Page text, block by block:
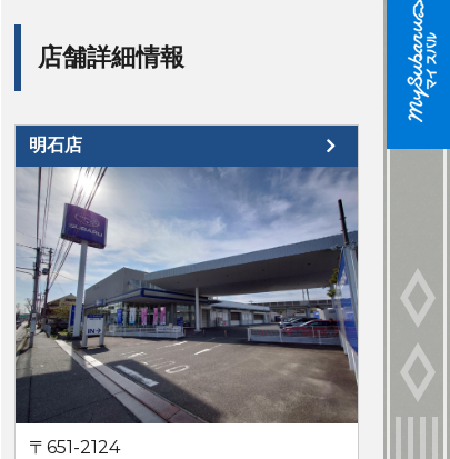
店舗詳細情報
明石店
〒651-2124